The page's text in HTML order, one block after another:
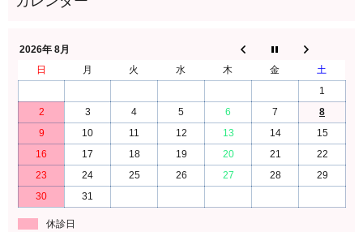
2026年 8月
日
月 火 水 木 金
土
1
2
3 4 5 6 7
8
9
10 11 12 13 14
15
16
17 18 19 20 21
22
23
24 25 26 27 28
29
30
31
休診日